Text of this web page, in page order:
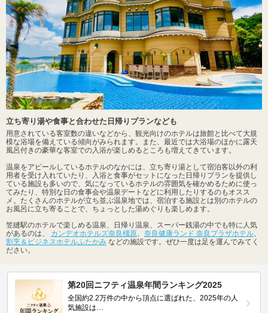
立ち寄り湯や食事と合わせた日帰りプランなども
用意されている客室数の違いなどから、観光向けのホテルは旅館と比べて大規
模な浴場を備えている傾向がみられます。また、最近では大浴場のほかに露天
風呂付きの豪華な客室での入浴が楽しめるところも増えてきています。
温泉をアピールしているホテルのなかには、立ち寄り湯として宿泊客以外の利
用者を受け入れていたり、入浴と食事がセットになった日帰りプランを提供し
ている施設も多いので、気になっているホテルの雰囲気を確かめるために使っ
てみたり、特別な日の食事会や温泉デートなどに利用したりするのもオスス
メ。たくさんのホテルが立ち並ぶ温泉地では、宿泊する施設とは別のホテルの
お風呂に立ち寄ることで、ちょっとした湯めぐりも楽しめます。
笠縫駅のホテルで楽しめる温泉、日帰り温泉、スーパー銭湯の中でも特に人気
があるのは、 カンデオホテルズ奈良橿原 奈良健康ランド 奈良プラザホテル
割烹＆ビジネスホテルふたかみ などの施設です。ぜひ一度は足を運んでみてく
ださい。
第20回ニフティ温泉年間ランキング2025
全国約2.2万件の中から頂点に選ばれた、2025年の人
気施設は…